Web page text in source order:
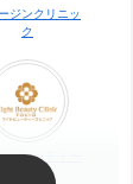
ジンクリニッ
ク
ビューティー
クリニック